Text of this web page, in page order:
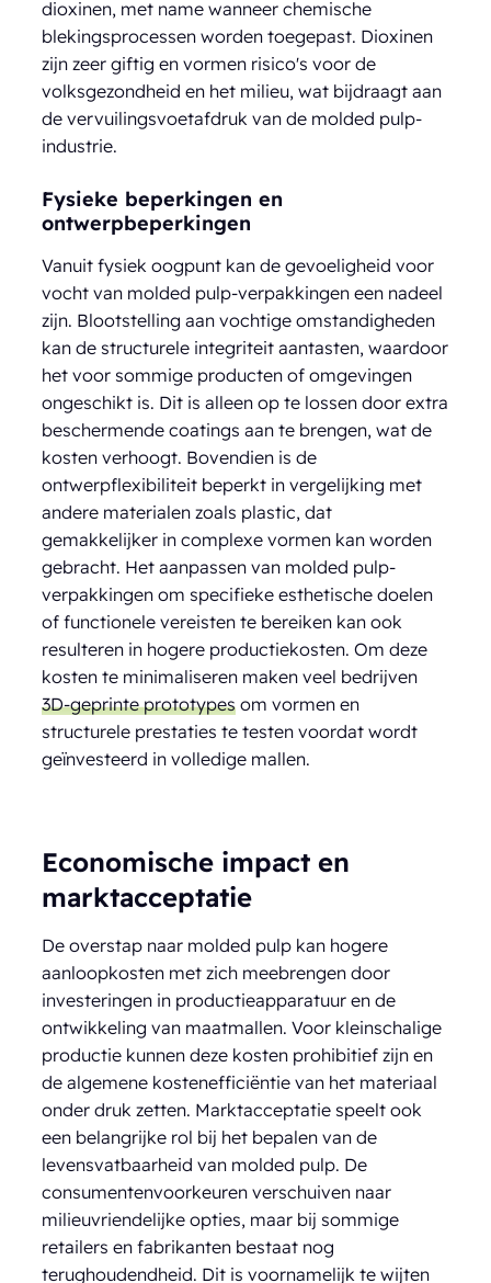
dioxinen, met name wanneer chemische
blekingsprocessen worden toegepast. Dioxinen
zijn zeer giftig en vormen risico's voor de
volksgezondheid en het milieu, wat bijdraagt aan
de vervuilingsvoetafdruk van de molded pulp-
industrie.
Fysieke beperkingen en
ontwerpbeperkingen
Vanuit fysiek oogpunt kan de gevoeligheid voor
vocht van molded pulp-verpakkingen een nadeel
zijn. Blootstelling aan vochtige omstandigheden
kan de structurele integriteit aantasten, waardoor
het voor sommige producten of omgevingen
ongeschikt is. Dit is alleen op te lossen door extra
beschermende coatings aan te brengen, wat de
kosten verhoogt. Bovendien is de
ontwerpflexibiliteit beperkt in vergelijking met
andere materialen zoals plastic, dat
gemakkelijker in complexe vormen kan worden
gebracht. Het aanpassen van molded pulp-
verpakkingen om specifieke esthetische doelen
of functionele vereisten te bereiken kan ook
resulteren in hogere productiekosten. Om deze
kosten te minimaliseren maken veel bedrijven
3D-geprinte prototypes om vormen en
structurele prestaties te testen voordat wordt
geïnvesteerd in volledige mallen.
Economische impact en
marktacceptatie
De overstap naar molded pulp kan hogere
aanloopkosten met zich meebrengen door
investeringen in productieapparatuur en de
ontwikkeling van maatmallen. Voor kleinschalige
productie kunnen deze kosten prohibitief zijn en
de algemene kostenefficiëntie van het materiaal
onder druk zetten. Marktacceptatie speelt ook
een belangrijke rol bij het bepalen van de
levensvatbaarheid van molded pulp. De
consumentenvoorkeuren verschuiven naar
milieuvriendelijke opties, maar bij sommige
retailers en fabrikanten bestaat nog
terughoudendheid. Dit is voornamelijk te wijten